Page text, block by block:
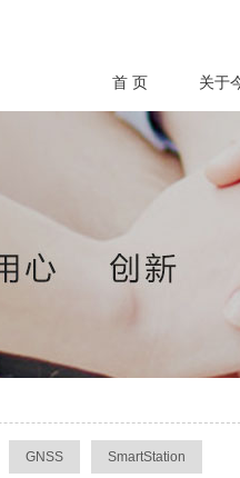
首 页 关于
GNSS SmartStation